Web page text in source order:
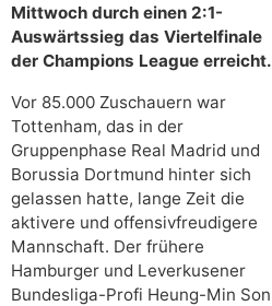
Mittwoch durch einen 2:1-
Auswärtssieg das Viertelfinale
der Champions League erreicht.
Vor 85.000 Zuschauern war
Tottenham, das in der
Gruppenphase Real Madrid und
Borussia Dortmund hinter sich
gelassen hatte, lange Zeit die
aktivere und offensivfreudigere
Mannschaft. Der frühere
Hamburger und Leverkusener
Bundesliga-Profi Heung-Min Son